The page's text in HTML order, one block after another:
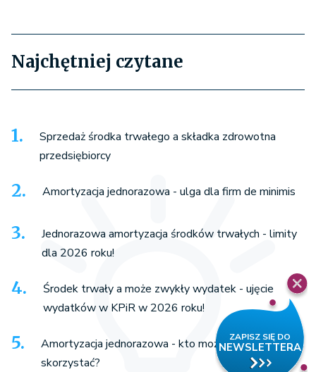
Najchętniej czytane
Sprzedaż środka trwałego a składka zdrowotna
przedsiębiorcy
Amortyzacja jednorazowa - ulga dla firm de minimis
Jednorazowa amortyzacja środków trwałych - limity
dla 2026 roku!
Środek trwały a może zwykły wydatek - ujęcie
wydatków w KPiR w 2026 roku!
Amortyzacja jednorazowa - kto może z niej
skorzystać?